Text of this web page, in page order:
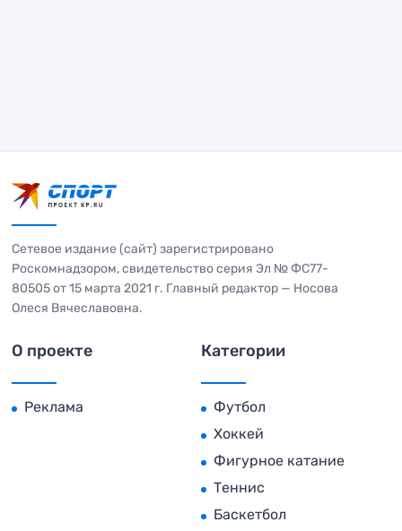
Сетевое издание (сайт) зарегистрировано
Роскомнадзором, свидетельство серия Эл № ФС77-
80505 от 15 марта 2021 г. Главный редактор — Носова
Олеся Вячеславовна.
О проекте
Реклама
Категории
Футбол
Хоккей
Фигурное катание
Теннис
Баскетбол